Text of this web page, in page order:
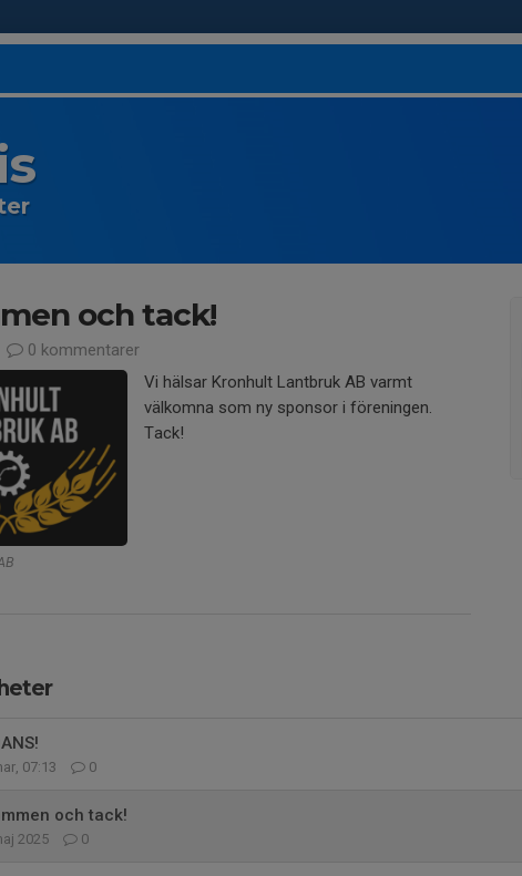
och tack!
0 kommentarer
Vi hälsar Kronhult Lantbruk AB varmt
välkomna som ny sponsor i föreningen.
Tack!
07:13 0
och tack!
2025 0